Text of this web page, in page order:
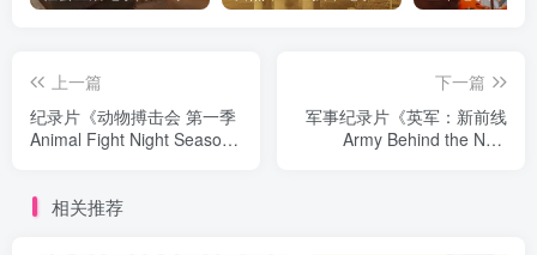
上一篇
纪录片《动物搏击会 第一季
Animal Fight Night Season
下一篇
军事纪录片《英军：新前线
Army Behind the New
相关推荐